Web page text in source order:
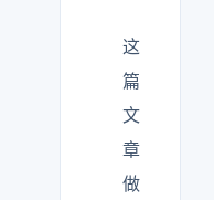
这
篇
文
章
做